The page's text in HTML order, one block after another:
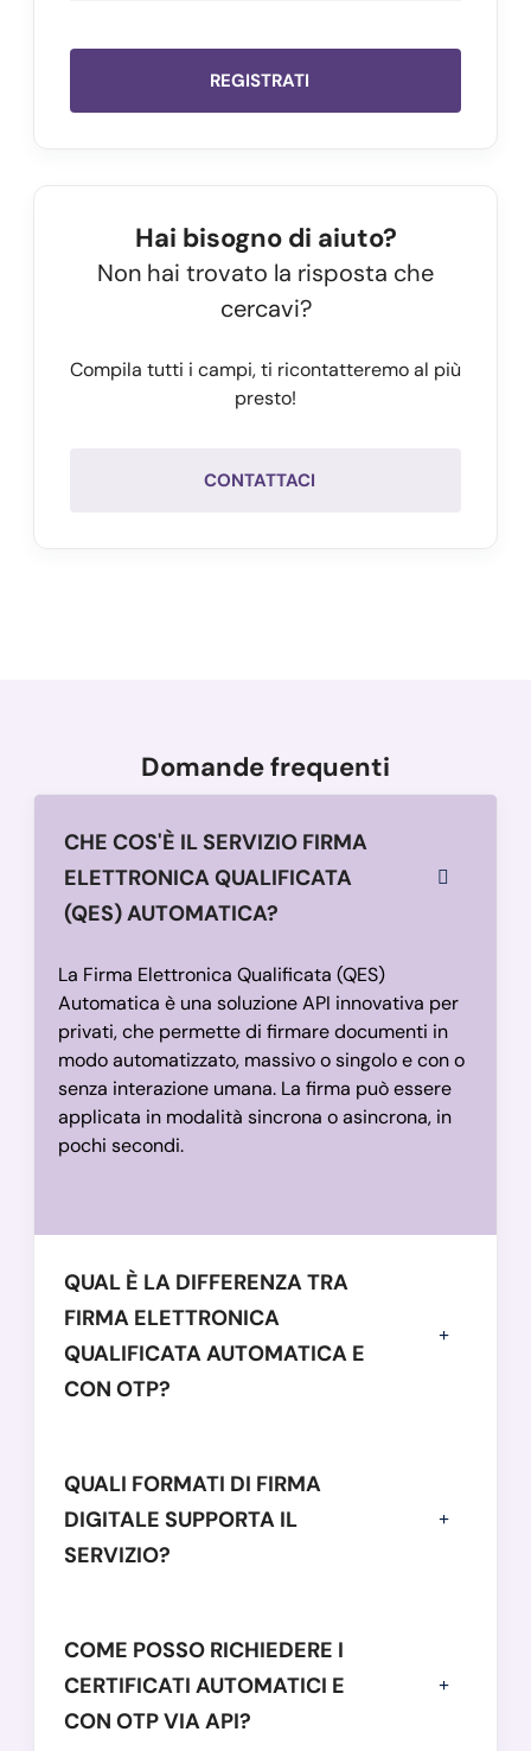
        "policy":
3,
        "description":
"The qualified certificate of
      }
  },
"Signature is valid"
true
REGISTRATI
Hai bisogno di aiuto?
Non hai trovato la risposta che
cercavi?
Compila tutti i campi, ti ricontatteremo al più
presto!
CONTATTACI
Domande frequenti
CHE COS'È IL SERVIZIO FIRMA
ELETTRONICA QUALIFICATA
(QES) AUTOMATICA?
La Firma Elettronica Qualificata (QES)
Automatica è una soluzione API innovativa per
privati, che permette di firmare documenti in
modo automatizzato, massivo o singolo e con o
senza interazione umana. La firma può essere
applicata in modalità sincrona o asincrona, in
pochi secondi.
QUAL È LA DIFFERENZA TRA
FIRMA ELETTRONICA
QUALIFICATA AUTOMATICA E
CON OTP?
QUALI FORMATI DI FIRMA
DIGITALE SUPPORTA IL
SERVIZIO?
COME POSSO RICHIEDERE I
CERTIFICATI AUTOMATICI E
CON OTP VIA API?